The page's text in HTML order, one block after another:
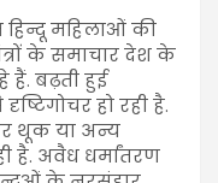
हिन्दू महिलाओं की
के समाचार देश के
हैं. बढ़ती हुई
हो रही है.
थूक या अन्य
है. अवैध धर्मांतरण